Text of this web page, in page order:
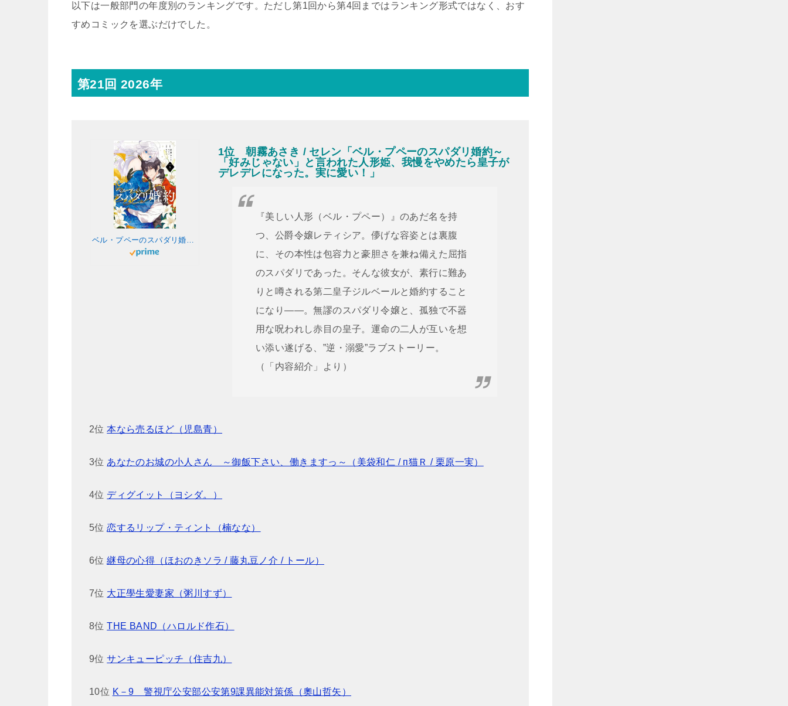
以下は一般部門の年度別のランキングです。ただし第1回から第4回まではランキング形式ではなく、おす
すめコミックを選ぶだけでした。
第21回 2026年
ベル・プペーのスパダリ婚約～「好みじゃない」と言われた人形姫、我慢をやめたら皇子がデレデレになった。実に愛い！～（コミック） 1巻 (デジタル版ガンガンコミックスＵＰ！)
1位 朝霧あさき / セレン「ベル・プペーのスパダリ婚約～
「好みじゃない」と言われた人形姫、我慢をやめたら皇子が
デレデレになった。実に愛い！」
『美しい人形（ベル・プペー）』のあだ名を持
つ、公爵令嬢レティシア。儚げな容姿とは裏腹
に、その本性は包容力と豪胆さを兼ね備えた屈指
のスパダリであった。そんな彼女が、素行に難あ
りと噂される第二皇子ジルベールと婚約すること
になり――。無謬のスパダリ令嬢と、孤独で不器
用な呪われし赤目の皇子。運命の二人が互いを想
い添い遂げる、”逆・溺愛”ラブストーリー。
（「内容紹介」より）
2位本なら売るほど（児島青）
3位 あなたのお城の小人さん ～御飯下さい、働きますっ～（美袋和仁 / п猫Ｒ / 栗原一実）
4位 ディグイット（ヨシダ。）
5位恋するリップ・ティント（楠なな）
6位継母の心得（ほおのきソラ / 藤丸豆ノ介 / トール）
7位 大正學生愛妻家（粥川すず）
8位THE BAND（ハロルド作石）
9位サンキューピッチ（住吉九）
10位 K－9 警視庁公安部公安第9課異能対策係（奧山哲矢）